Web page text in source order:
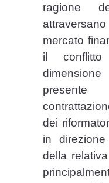
ragione
mercato
il
dei
in direzione
della